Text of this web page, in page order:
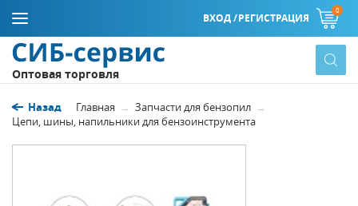
ВХОД /РЕГИСТРАЦИЯ
0
Оптовая торговля
Назад Главная
Запчасти для бензопил
Цепи, шины, напильники для бензоинструмента